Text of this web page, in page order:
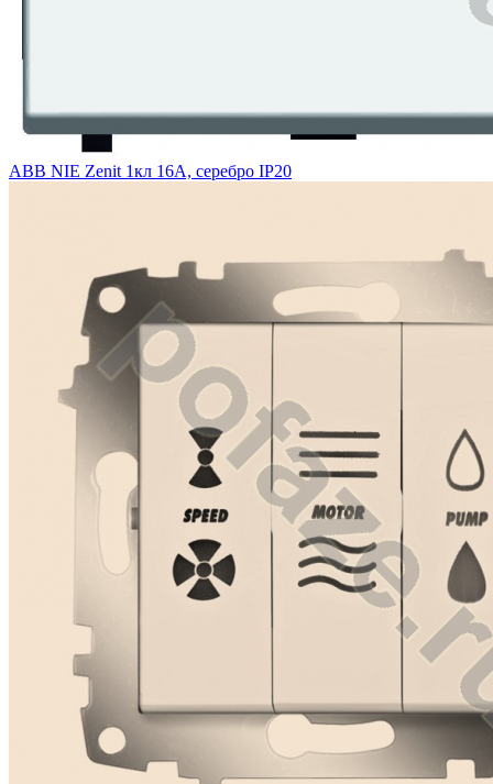
ABB NIE Zenit 1кл 16А, серебро IP20